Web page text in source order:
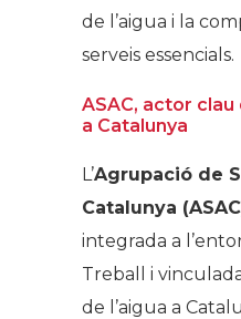
de l’aigua i la
serveis essencials.
ASAC, actor clau
a Catalunya
L’Agrupació de
Catalunya
integrada a
Treball i
de l’aigua a